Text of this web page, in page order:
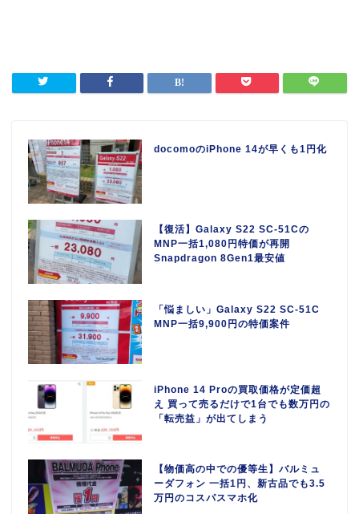
docomoのiPhone 14が早くも1円化
【復活】Galaxy S22 SC-51Cの
MNP一括1,080円特価が再開
Snapdragon 8Gen1最安値
「悩ましい」Galaxy S22 SC-51C
MNP一括9,900円の特価案件
iPhone 14 Proの買取価格が定価超
え 買って売るだけで1台でも数万円の
「転売益」が出てしまう
【物価高の中での優等生】バルミュ
ーダフォン 一括1円、新古品でも3.5
万円のコスパスマホ化